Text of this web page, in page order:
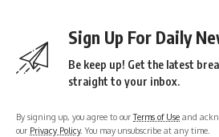
Sign Up For Daily
Be keep up! Get the latest
straight to your inbox.
By signing up, you agree to ourTerms of Use and
our Privacy Policy. You may unsubscribe at any time.